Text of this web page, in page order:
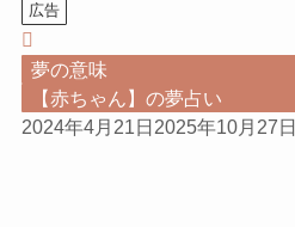
広告
夢の意味
【赤ちゃん】の夢占い
2024年4月21日 2025年10月27日